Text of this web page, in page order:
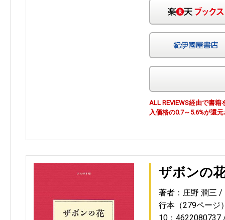
ALL REVIEWS経由で書
入価格の0.7～5.6%が還
ザボンの
著者：庄野 潤三
行本（279ページ
10：4622080737